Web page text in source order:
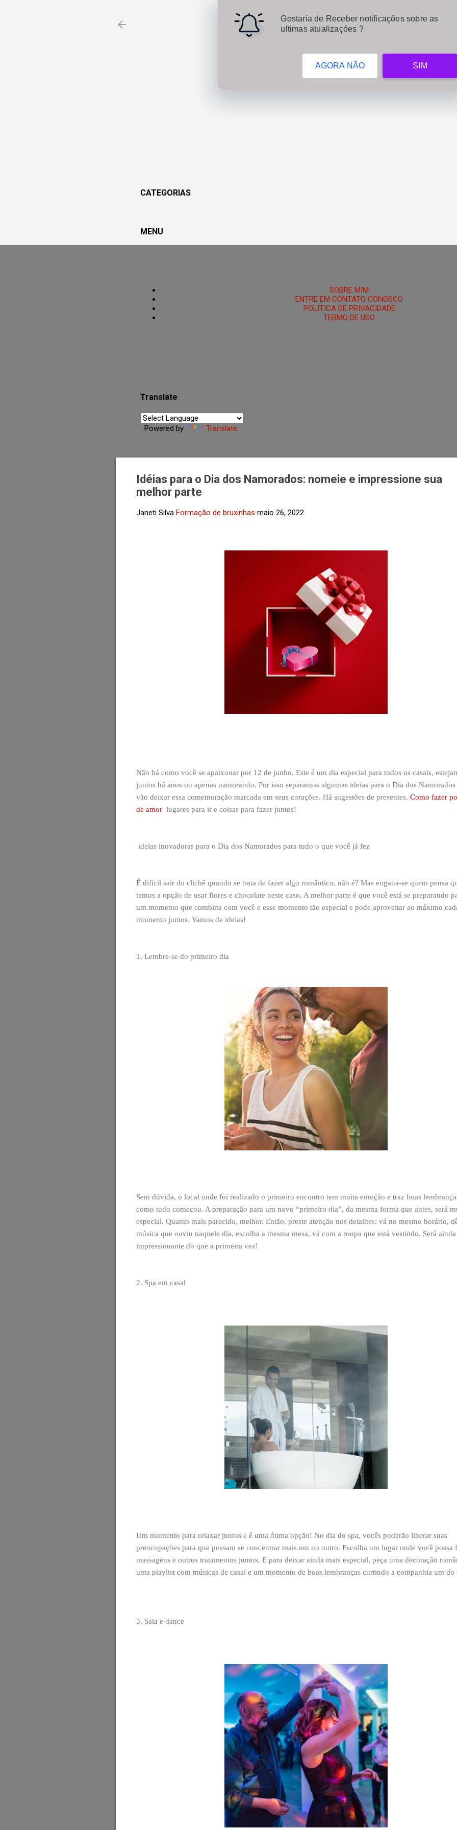
CATEGORIAS
MENU
SOBRE MIM
ENTRE EM CONTATO CONOSCO
POLITICA DE PRIVACIDADE
TERMO DE USO
Translate
Powered by Translate
Idéias para o Dia dos Namorados: nomeie e impressione sua
melhor parte
Janeti Silva Formação de bruxinhas maio 26, 2022
Não há como você se apaixonar por 12 de junho. Este é um dia especial para todos os casais,
juntos há anos ou apenas namorando. Por isso separamos algumas ideias para o Dia dos Namorados
vão deixar essa comemoração marcada em seus corações. Há sugestões de presentes. Como fazer
de amor lugares para ir e coisas para fazer juntos!
ideias inovadoras para o Dia dos Namorados para tudo o que você já fez
É difícil sair do clichê quando se trata de fazer algo romântico, não é? Mas engana-se quem pensa
temos a opção de usar flores e chocolate neste caso. A melhor parte é que você está se preparando
um momento que combina com você e esse momento tão especial e pode aproveitar ao máximo
momento juntos. Vamos de ideias!
1. Lembre-se do primeiro dia
Sem dúvida, o local onde foi realizado o primeiro encontro tem muita emoção e traz boas
como tudo começou. A preparação para um novo “primeiro dia”, da mesma forma que antes, será
especial. Quanto mais parecido, melhor. Então, preste atenção nos detalhes: vá no mesmo horário,
música que ouviu naquele dia, escolha a mesma mesa, vá com a roupa que está vestindo. Será
impressionante do que a primeira vez!
2. Spa em casal
Um momento para relaxar juntos e é uma ótima opção! No dia do spa, vocês poderão liberar suas
preocupações para que possam se concentrar mais um no outro. Escolha um lugar onde você possa
massagens e outros tratamentos juntos. E para deixar ainda mais especial, peça uma decoração
uma playlist com músicas de casal e um momento de boas lembranças curtindo a companhia um do
3. Saia e dance
Gostaria de Receber notificações sobre as
ultimas atualizaçóes ?
SIM
AGORA NÃO